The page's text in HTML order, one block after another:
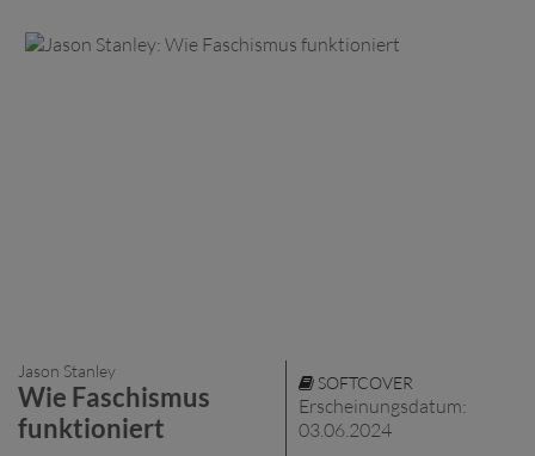
Jason Stanley
Wie Faschismus
funktioniert
SOFTCOVER
Erscheinungsdatum:
03.06.2024